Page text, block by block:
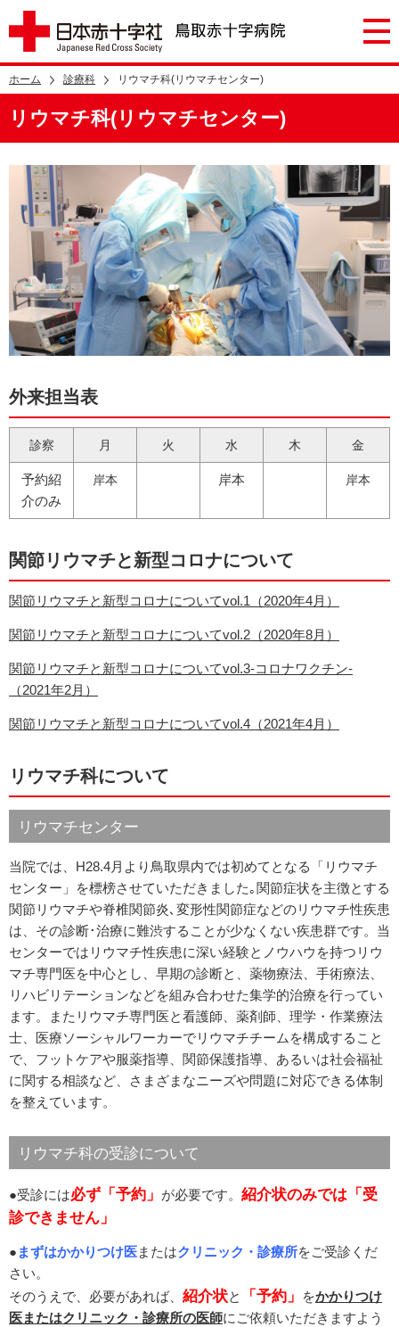
ホーム 診療科 リウマチ科(リウマチセンター)
リウマチ科(リウマチセンター)
外来担当表
診察 月 火 水 木 金
予約紹
介のみ
岸本 岸本 岸本
関節リウマチと新型コロナについて
関節リウマチと新型コロナについてvol.1（2020年4月）
関節リウマチと新型コロナについてvol.2（2020年8月）
関節リウマチと新型コロナについてvol.3-コロナワクチン-
（2021年2月）
関節リウマチと新型コロナについてvol.4（2021年4月）
リウマチ科について
リウマチセンター
当院では、H28.4月より鳥取県内では初めてとなる「リウマチ
センター」を標榜させていただきました｡関節症状を主徴とする
関節リウマチや脊椎関節炎､変形性関節症などのリウマチ性疾患
は、その診断･治療に難渋することが少なくない疾患群です。当
センターではリウマチ性疾患に深い経験とノウハウを持つリウ
マチ専門医を中心とし、早期の診断と、薬物療法、手術療法、
リハビリテーションなどを組み合わせた集学的治療を行ってい
ます。またリウマチ専門医と看護師、薬剤師、理学・作業療法
士、医療ソーシャルワーカーでリウマチチームを構成すること
で、フットケアや服薬指導、関節保護指導、あるいは社会福祉
に関する相談など、さまざまなニーズや問題に対応できる体制
を整えています。
リウマチ科の受診について
●受診には必ず「予約」 が必要です。 紹介状のみでは「受
診できません」
● まずはかかりつけ医またはクリニック・診療所をご受診くだ
さい。
そのうえで、必要があれば、 紹介状と 「予約」 をかかりつけ
医またはクリニック・診療所の医師にご依頼いただきますよう